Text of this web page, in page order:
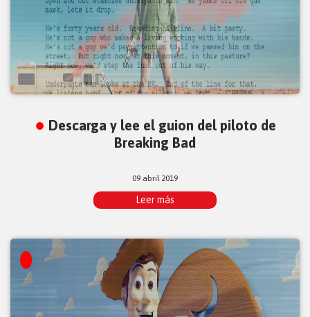
Descarga y lee el guion del piloto de
Breaking Bad
09 abril 2019
Leer más